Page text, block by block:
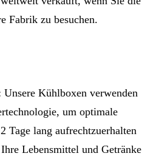
Fabrik zu besuchen.
Kühlboxen verwenden
um optimale
Tage lang aufrechtzuerhalten
Lebensmittel und Getränke